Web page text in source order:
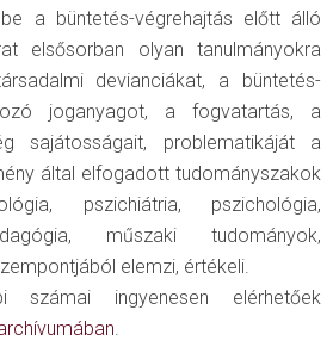
a büntetés-végrehajtás előtt álló
elsősorban olyan tanulmányokra
devianciákat, a büntetés-
joganyagot, a fogvatartás, a
sajátosságait, problematikáját a
által elfogadott tudományszakok
pszichiátria, pszichológia,
műszaki tudományok,
elemzi, értékeli.
számai ingyenesen elérhetőek